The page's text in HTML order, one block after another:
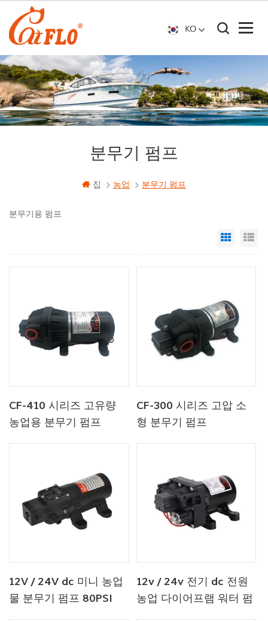
KO
분무기 펌프
집 농업 분무기 펌프
분무기용 펌프
Grid
CF-410 시리즈 고유량
농업용 분무기 펌프
CF-300 시리즈 고압 소
형 분무기 펌프
12V / 24V dc 미니 농업
물 분무기 펌프 80PSI
12v / 24v 전기 dc 전원
농업 다이어프램 워터 펌